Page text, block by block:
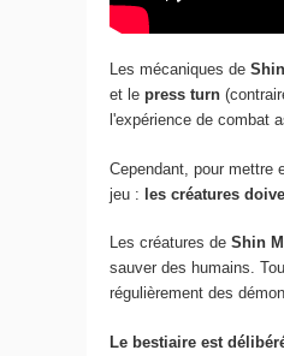
Les mécaniques de
et lepress turn
l'expérience de combat
Cependant, pour mettre
jeu : les créatures
Les créatures deShin
sauver des humains.
régulièrement des
Le bestiaire est